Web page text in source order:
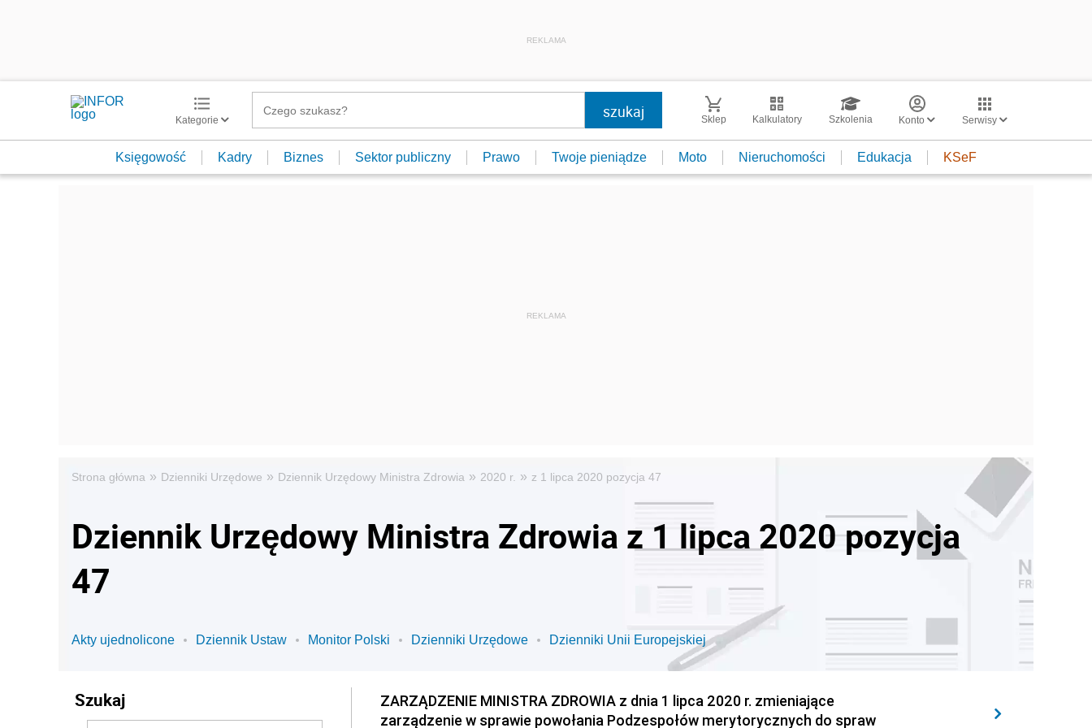
REKLAMA
Kategorie Sklep Kalkulatory Szkolenia Konto Serwisy
Księgowość Kadry Biznes Sektor publiczny Prawo Twoje pieniądze Moto Nieruchomości Edukacja KSeF
Strona główna » Dzienniki Urzędowe » Dziennik Urzędowy Ministra Zdrowia » 2020 r. » z 1 lipca 2020 pozycja 47
Dziennik Urzędowy Ministra Zdrowia z 1 lipca 2020 pozycja
47
Akty ujednolicone Dziennik Ustaw Monitor Polski Dzienniki Urzędowe Dzienniki Unii Europejskiej
Szukaj
ZARZĄDZENIE MINISTRA ZDROWIA z dnia 1 lipca 2020 r. zmieniające
zarządzenie w sprawie powołania Podzespołów merytorycznych do spraw